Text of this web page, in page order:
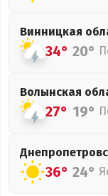
Винницкая
34° 20°
Волынская
27° 19°
36° 24°